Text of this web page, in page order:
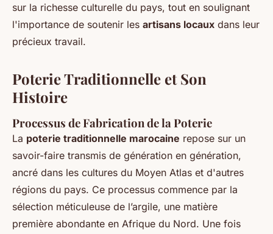
sur la richesse culturelle du pays, tout en soulignant
l'importance de soutenir les artisans locaux dans leur
précieux travail.
Poterie Traditionnelle et Son
Histoire
Processus de Fabrication de la Poterie
La poterie traditionnelle marocaine repose sur un
savoir-faire transmis de génération en génération,
ancré dans les cultures du Moyen Atlas et d'autres
régions du pays. Ce processus commence par la
sélection méticuleuse de l’argile, une matière
première abondante en Afrique du Nord. Une fois